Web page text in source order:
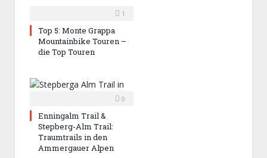
1
Top 5: Monte Grappa
Mountainbike Touren –
die Top Touren
0
Enningalm Trail &
Stepberg-Alm Trail:
Traumtrails in den
Ammergauer Alpen